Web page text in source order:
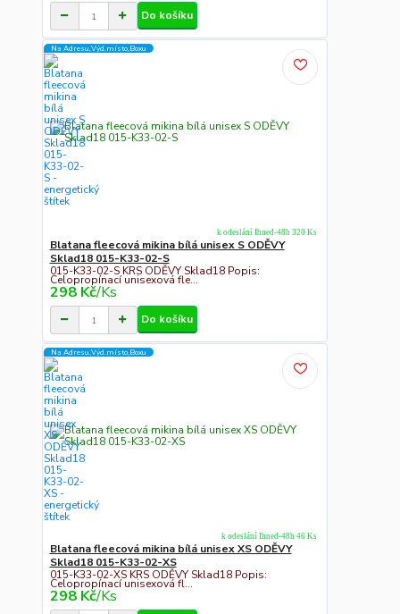
Do košíku
Na Adresu,Výd.místo,Boxu
Blatana fleecová mikina bílá unisex S ODĚVY
Sklad18 015-K33-02-S
015-K33-02-S KRS ODĚVY Sklad18 Popis:
Celopropínací unisexová fle...
298 Kč/Ks
k odeslání Ihned-48h 320 Ks
Do košíku
Na Adresu,Výd.místo,Boxu
Blatana fleecová mikina bílá unisex XS ODĚVY
Sklad18 015-K33-02-XS
015-K33-02-XS KRS ODĚVY Sklad18 Popis:
Celopropínací unisexová fl...
298 Kč/Ks
k odeslání Ihned-48h 46 Ks